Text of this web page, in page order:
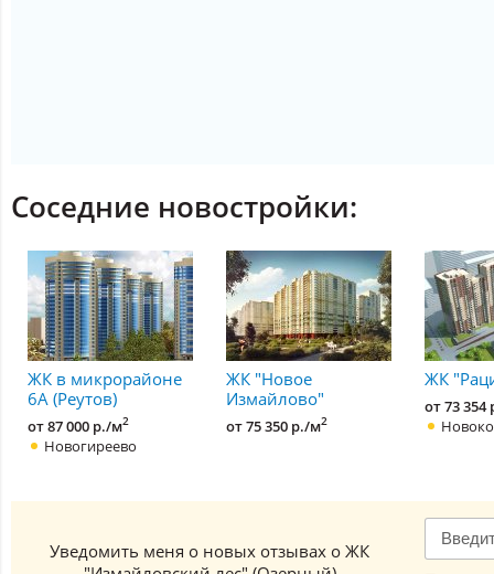
Соседние новостройки:
ЖК в микрорайоне
6А (Реутов)
от 87 000 р./м2
Новогиреево
ЖК "Новое
Измайлово"
от 75 350 р./м2
ЖК
от 73
Уведомить меня о новых отзывах о ЖК